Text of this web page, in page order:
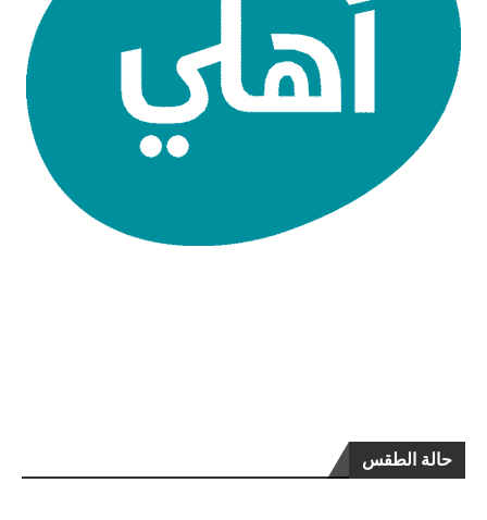
حالة الطقس